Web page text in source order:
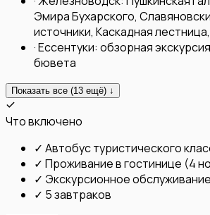
Эмира Бухарского,
источники, Каскадная
·Ессентуки: обзорная
бювета
Показать все (13 ещё) ↓
Что включено
✓ Автобус туристического
✓ Проживание в гостинице (4
✓ Экскурсионное обслуживание
✓ 5 завтраков